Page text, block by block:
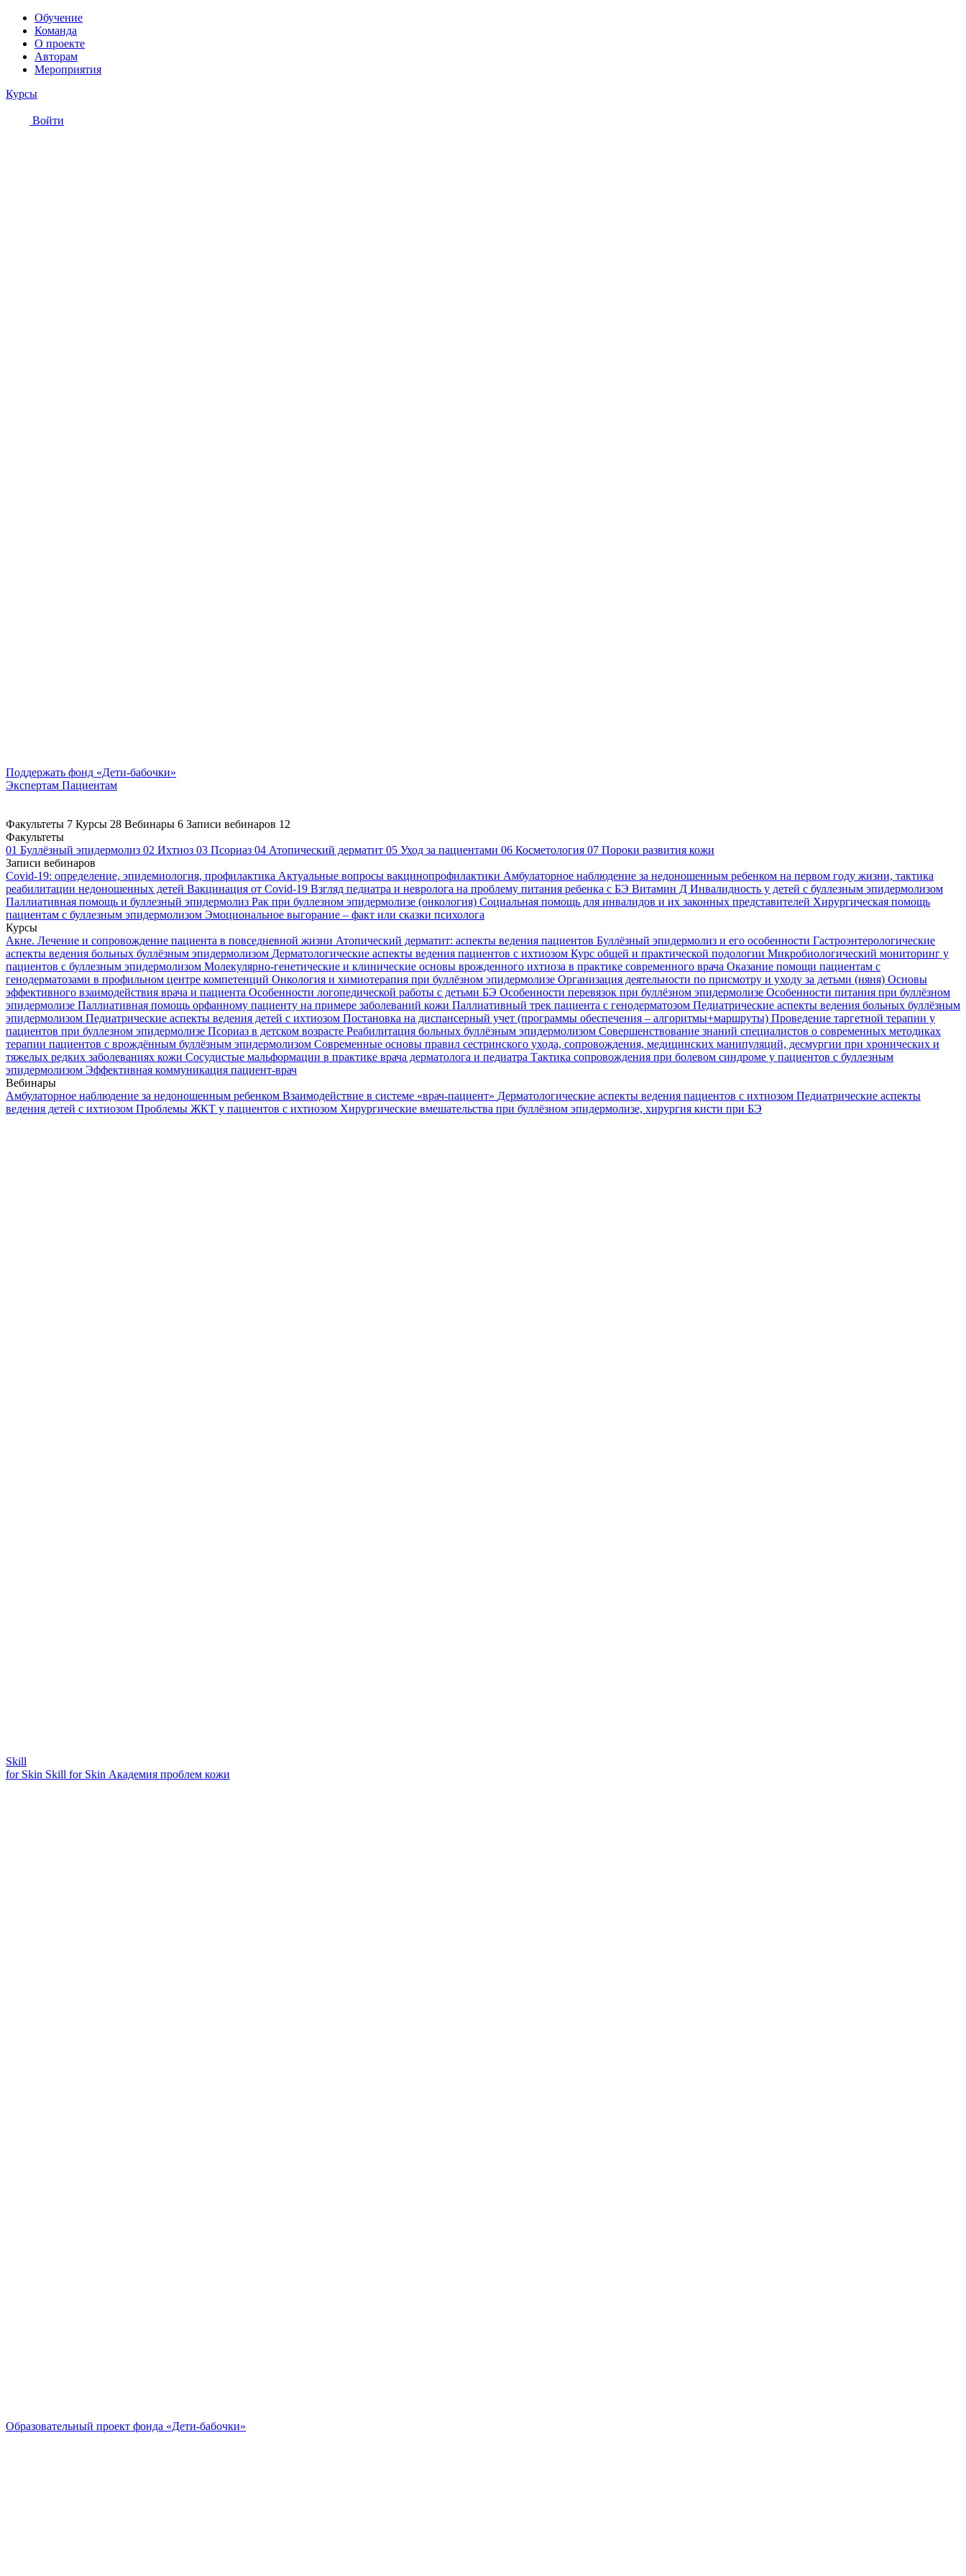
Обучение
Команда
О проекте
Авторам
Мероприятия
Курсы
Войти
Поддержать фонд «Дети-бабочки»
Экспертам Пациентам
Факультеты 7 Курсы 28 Вебинары 6 Записи вебинаров 12
Факультеты
01 Буллёзный эпидермолиз 02 Ихтиоз 03 Псориаз 04 Атопический дерматит 05 Уход за пациентами 06 Косметология 07 Пороки развития кожи
Записи вебинаров
Covid-19: определение, эпидемиология, профилактика Актуальные вопросы вакцинопрофилактики Амбулаторное наблюдение за недоношенным ребенком на первом году жизни, тактика
реабилитации недоношенных детей Вакцинация от Covid-19 Взгляд педиатра и невролога на проблему питания ребенка с БЭ Витамин Д Инвалидность у детей с буллезным эпидермолизом
Паллиативная помощь и буллезный эпидермолиз Рак при буллезном эпидермолизе (онкология) Социальная помощь для инвалидов и их законных представителей Хирургическая помощь
пациентам с буллезным эпидермолизом Эмоциональное выгорание – факт или сказки психолога
Курсы
Акне. Лечение и сопровождение пациента в повседневной жизни Атопический дерматит: аспекты ведения пациентов Буллёзный эпидермолиз и его особенности Гастроэнтерологические
аспекты ведения больных буллёзным эпидермолизом Дерматологические аспекты ведения пациентов с ихтиозом Курс общей и практической подологии Микробиологический мониторинг у
пациентов с буллезным эпидермолизом Молекулярно-генетические и клинические основы врожденного ихтиоза в практике современного врача Оказание помощи пациентам с
генодерматозами в профильном центре компетенций Онкология и химиотерапия при буллёзном эпидермолизе Организация деятельности по присмотру и уходу за детьми (няня) Основы
эффективного взаимодействия врача и пациента Особенности логопедической работы с детьми БЭ Особенности перевязок при буллёзном эпидермолизе Особенности питания при буллёзном
эпидермолизе Паллиативная помощь орфанному пациенту на примере заболеваний кожи Паллиативный трек пациента с генодерматозом Педиатрические аспекты ведения больных буллёзным
эпидермолизом Педиатрические аспекты ведения детей с ихтиозом Постановка на диспансерный учет (программы обеспечения – алгоритмы+маршруты) Проведение таргетной терапии у
пациентов при буллезном эпидермолизе Псориаз в детском возрасте Реабилитация больных буллёзным эпидермолизом Совершенствование знаний специалистов о современных методиках
терапии пациентов с врождённым буллёзным эпидермолизом Современные основы правил сестринского ухода, сопровождения, медицинских манипуляций, десмургии при хронических и
тяжелых редких заболеваниях кожи Сосудистые мальформации в практике врача дерматолога и педиатра Тактика сопровождения при болевом синдроме у пациентов с буллезным
эпидермолизом Эффективная коммуникация пациент-врач
Вебинары
Амбулаторное наблюдение за недоношенным ребенком Взаимодействие в системе «врач-пациент» Дерматологические аспекты ведения пациентов с ихтиозом Педиатрические аспекты
ведения детей с ихтиозом Проблемы ЖКТ у пациентов с ихтиозом Хирургические вмешательства при буллёзном эпидермолизе, хирургия кисти при БЭ
Skill
for Skin Skill for Skin Академия проблем кожи
Образовательный проект фонда «Дети-бабочки»